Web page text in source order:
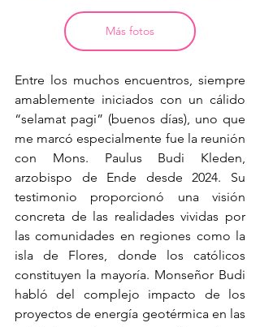
Más fotos
Entre los muchos encuentros, siempre
amablemente iniciados con un cálido
“selamat pagi” (buenos días), uno que
me marcó especialmente fue la reunión
con Mons. Paulus Budi Kleden,
arzobispo de Ende desde 2024. Su
testimonio proporcionó una visión
concreta de las realidades vividas por
las comunidades en regiones como la
isla de Flores, donde los católicos
constituyen la mayoría. Monseñor Budi
habló del complejo impacto de los
proyectos de energía geotérmica en las